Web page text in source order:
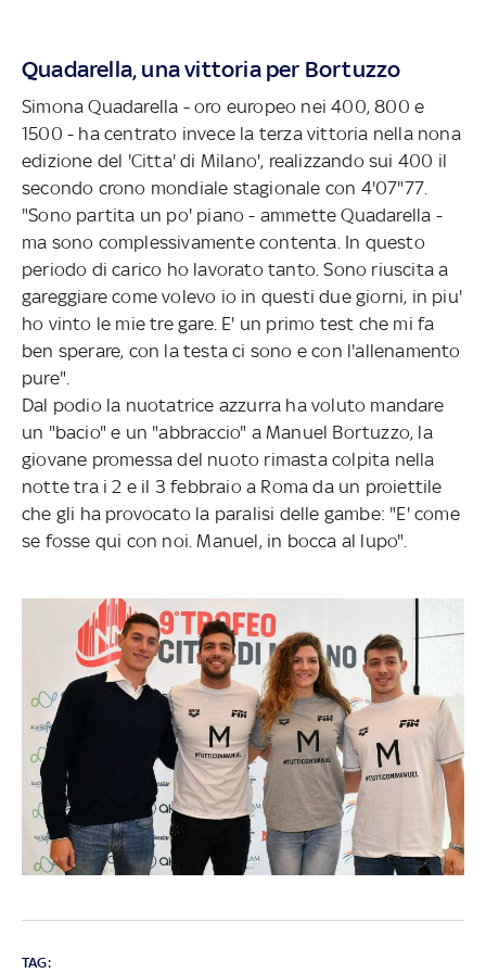
Quadarella, una vittoria per Bortuzzo
Simona Quadarella - oro europeo nei 400, 800 e
1500 - ha centrato invece la terza vittoria nella nona
edizione del 'Citta' di Milano', realizzando sui 400 il
secondo crono mondiale stagionale con 4'07"77.
"Sono partita un po' piano - ammette Quadarella -
ma sono complessivamente contenta. In questo
periodo di carico ho lavorato tanto. Sono riuscita a
gareggiare come volevo io in questi due giorni, in piu'
ho vinto le mie tre gare. E' un primo test che mi fa
ben sperare, con la testa ci sono e con l'allenamento
pure".
Dal podio la nuotatrice azzurra ha voluto mandare
un "bacio" e un "abbraccio" a Manuel Bortuzzo, la
giovane promessa del nuoto rimasta colpita nella
notte tra i 2 e il 3 febbraio a Roma da un proiettile
che gli ha provocato la paralisi delle gambe: "E' come
se fosse qui con noi. Manuel, in bocca al lupo".
TAG: